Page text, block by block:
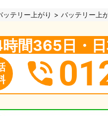
ッテリー上がり バッテリー上
間365日・